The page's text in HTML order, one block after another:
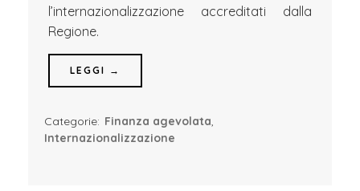
l’internazionalizzazione accreditati dalla
Regione.
LEGGI →
Categorie: Finanza agevolata,
Internazionalizzazione